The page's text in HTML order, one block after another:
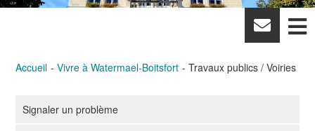
News
letter
Accueil Vivre à Watermael-Boitsfort Travaux publics / Voiries
N
Signaler un problème